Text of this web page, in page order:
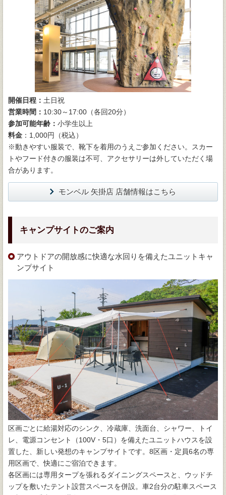
開催日程： 土日祝
営業時間： 10:30～17:00（各回20分）
参加可能年齢： 小学生以上
料金 ：1,000円（税込）
※動きやすい服装で、靴下を着用のうえご参加ください。スカー
トやフード付きの服装は不可、アクセサリーは外していただく場
合があります。
モンベル 矢掛店 店舗情報はこちら
キャンプサイトのご案内
アウトドアの開放感に快適な水回りを備えたユニットキャ
ンプサイト
区画ごとに給湯対応のシンク、冷蔵庫、洗面台、シャワー、トイ
レ、電源コンセント（100V・5口）を備えたユニットハウスを設
置した、新しい発想のキャンプサイトです。8区画・定員6名の専
用区画で、快適にご宿泊できます。
各区画には専用タープを張れるダイニングスペースと、ウッドチ
ップを敷いたテント設営スペースを併設。車2台分の駐車スペース